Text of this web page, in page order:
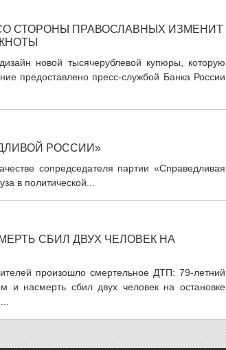
СТОРОНЫ ПРАВОСЛАВНЫХ ИЗМЕНИТ
новой тысячерублевой купюры, которую
предоставлено пресс-службой Банка России
РОССИИ»
сопредседателя партии «Справедливая
в политической...
СБИЛ ДВУХ ЧЕЛОВЕК НА
произошло смертельное ДТП: 79-летний
и насмерть сбил двух человек на остановке